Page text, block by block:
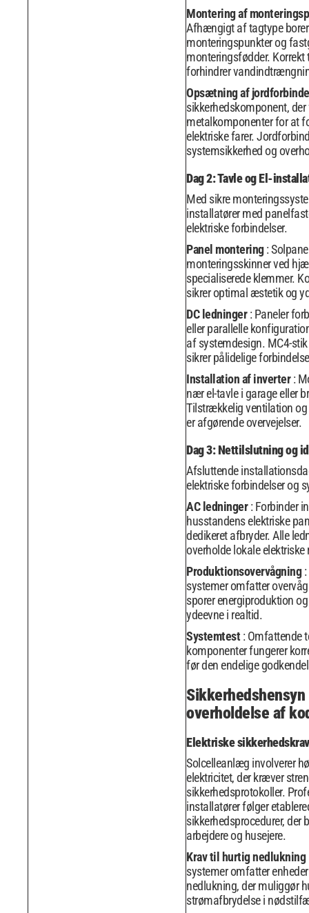
Montering af
Afhængigt af tagtype
monteringspunkter og
monteringsfødder.
forhindrer
Opsætning af
sikkerhedskomponent,
metalkomponenter for at
elektriske farer.
systemsikkerhed og
Dag 2: Tavle og El-
Med sikre
installatører med
elektriske forbindelser.
Panel montering:
monteringsskinner ved
specialiserede klemmer.
sikrer optimal æstetik og
DC ledninger: Paneler
eller parallelle
af systemdesign. MC4-
sikrer pålidelige
Installation af inverter:
nær el-tavle i garage eller
Tilstrækkelig ventilation
er afgørende overvejelser.
Dag 3: Nettilslutning og
Afsluttende
elektriske forbindelser og
AC ledninger: Forbinder
husstandens elektriske
dedikeret afbryder. Alle
overholde lokale elektriske
Produktionsovervågning
systemer omfatter
sporer energiproduktion
ydeevne i realtid.
Systemtest : Omfattende
komponenter fungerer
før den endelige
Sikkerhedshensyn
overholdelse af
Elektriske sikkerhedskrav
Solcelleanlæg involverer
elektricitet, der kræver
sikkerhedsprotokoller.
installatører følger
sikkerhedsprocedurer, der
arbejdere og husejere.
Krav til hurtig nedlukning
systemer omfatter
nedlukning, der muliggør
strømafbrydelse i